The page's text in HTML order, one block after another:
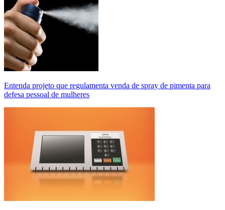
Entenda projeto que regulamenta venda de spray de pimenta para
defesa pessoal de mulheres